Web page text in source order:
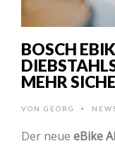
BOSCH
MEHR
VON GEORG •
Der neue eBike